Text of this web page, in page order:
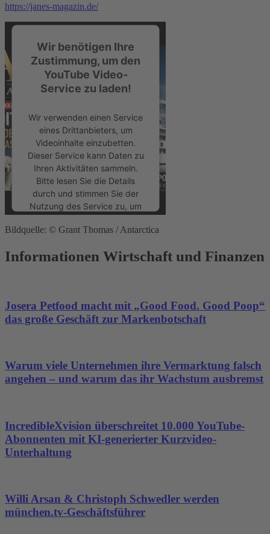
https://janes-magazin.de/
Wir benötigen Ihre
Zustimmung, um den
YouTube Video-
Service zu laden!
Wir verwenden einen Service
eines Drittanbieters, um
Videoinhalte einzubetten.
Dieser Service kann Daten zu
Ihren Aktivitäten sammeln.
Bitte lesen Sie die Details
durch und stimmen Sie der
Nutzung des Service zu, um
dieses Video anzusehen.
Mehr Informationen
powered byUsercentrics
Consent Management
Platform&eRecht24
Bildquelle: © Grant Thomas / Antarctica
Informationen Wirtschaft und Finanzen
Josera Petfood macht mit „Good Food. Good Poop“
das große Geschäft zur Markenbotschaft
Warum viele Unternehmen ihre Vermarktung falsch
angehen – und warum das ihr Wachstum ausbremst
IncredibleXvision überschreitet 10.000 YouTube-
Abonnenten mit KI-generierter Kurzvideo-
Unterhaltung
Willi Arsan & Christoph Schwedler werden
münchen.tv-Geschäftsführer